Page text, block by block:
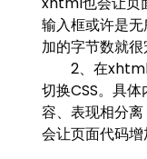
输入框或许是
加的字节数就很
2、在xhtml
切换CSS。具
容、表现相分
会让页面代码增